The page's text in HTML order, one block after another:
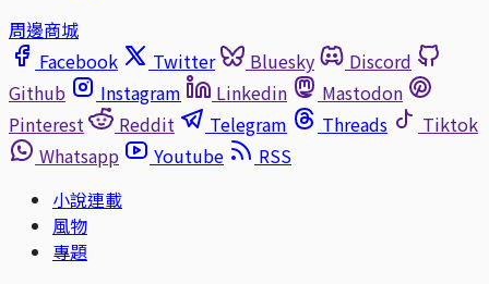
周邊商城
Facebook
Twitter Bluesky
Discord
Github
Instagram Linkedin
Mastodon
Pinterest
Reddit Telegram Threads
Tiktok
Whatsapp
Youtube
RSS
小說連載
風物
專題